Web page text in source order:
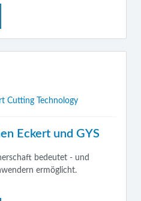
Cutting Technology
Eckert und GYS
bedeutet - und
ermöglicht.